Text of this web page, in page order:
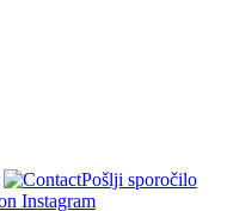
Pošlji sporočilo